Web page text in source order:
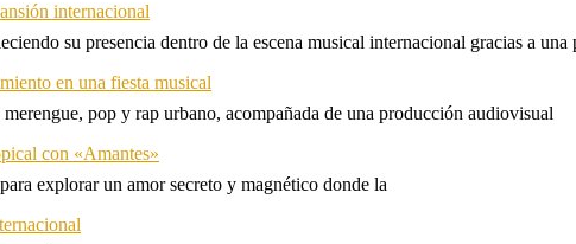
internacional
su presencia dentro de la escena musical internacional gracias a una
en una fiesta musical
pop y rap urbano, acompañada de una producción audiovisual
con «Amantes»
explorar un amor secreto y magnético donde la